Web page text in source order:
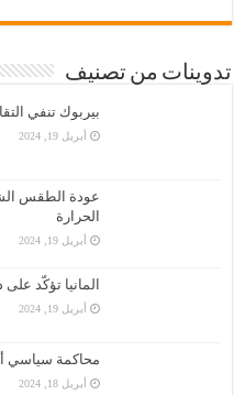
تدوينات من تصنيف
بيربوك تنفي
أبريل 19, 2024
عودة الطقس
الحرارة
أبريل 19, 2024
المانيا تؤكّد
أبريل 19, 2024
محاكمة سياسي
أبريل 18, 2024